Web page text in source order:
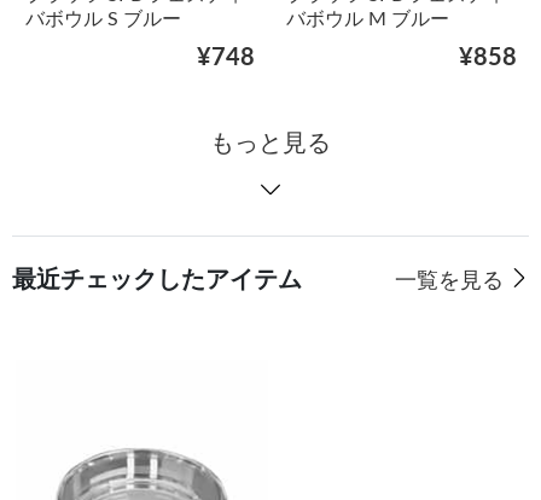
バボウル S ブルー
¥748
バボウル M ブルー
¥858
もっと見る
最近チェックしたアイテム 一覧を見る